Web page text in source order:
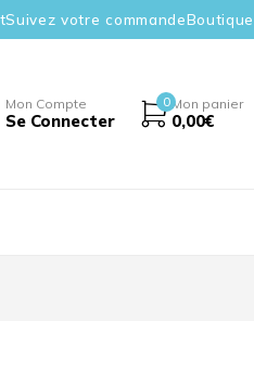
Suivez votre commandeBoutique
Mon Compte
Se Connecter
0 Mon panier
0,00€